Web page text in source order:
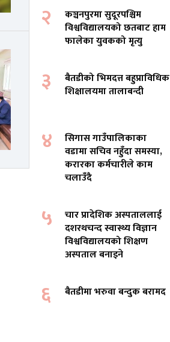
२
कञ्चनपुरमा सुदूरपश्चिम
विश्वविद्यालयको छतबाट हाम
फालेका युवकको मृत्यु
३
बैतडीको भिमदत्त बहुप्राविधिक
शिक्षालयमा तालाबन्दी
४
सिगास गाउँपालिकाका
वडामा सचिव नहुँदा समस्या,
करारका कर्मचारीले काम
चलाउँदै
५
चार प्रादेशिक अस्पताललाई
दशरथचन्द स्वास्थ्य विज्ञान
विश्वविद्यालयको शिक्षण
अस्पताल बनाइने
६ बैतडीमा भरुवा बन्दुक बरामद